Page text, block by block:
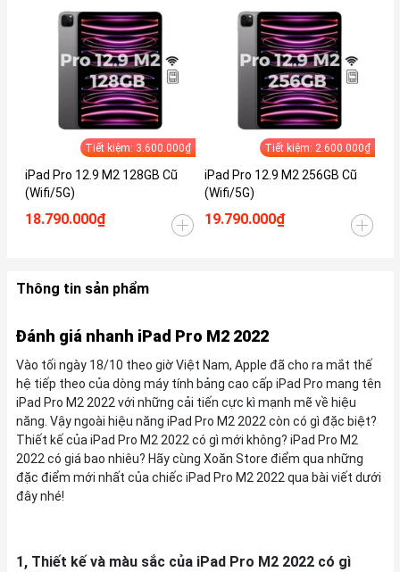
Tiết kiệm: 3.600.000₫
iPad Pro 12.9 M2 128GB Cũ
(Wifi/5G)
18.790.000₫
Tiết kiệm: 2.600.000₫
iPad Pro 12.9 M2 256GB Cũ
(Wifi/5G)
19.790.000₫
Thông tin sản phẩm
Đánh giá nhanh iPad Pro M2 2022
Vào tối ngày 18/10 theo giờ Việt Nam, Apple đã cho ra mắt thế
hệ tiếp theo của dòng máy tính bảng cao cấp iPad Pro mang tên
iPad Pro M2 2022 với những cải tiến cực kì mạnh mẽ về hiệu
năng. Vậy ngoài hiệu năng iPad Pro M2 2022 còn có gì đặc biệt?
Thiết kế của iPad Pro M2 2022 có gì mới không? iPad Pro M2
2022 có giá bao nhiêu? Hãy cùng Xoăn Store điểm qua những
đặc điểm mới nhất của chiếc iPad Pro M2 2022 qua bài viết dưới
đây nhé!
1, Thiết kế và màu sắc của iPad Pro M2 2022 có gì